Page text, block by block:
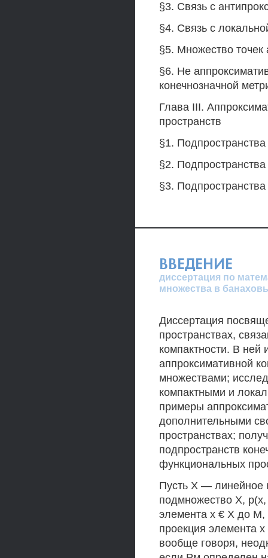
§3. Связь с
§4. Связь с
§5. Множество точек
§6. Не
конечнозначной
Глава III.
пространств
§1.
§2.
§3.
ВВЕДЕНИЕ
диссертация по
множества в
Диссертация
пространствах,
компактности. В ней
аппроксимативной
множествами;
компактными и
примеры
дополнительными
пространствах;
подпространств
функциональных
Пусть X — линейное
подмножество X,
элемента х € X до
проекция элемента
вообще говоря,